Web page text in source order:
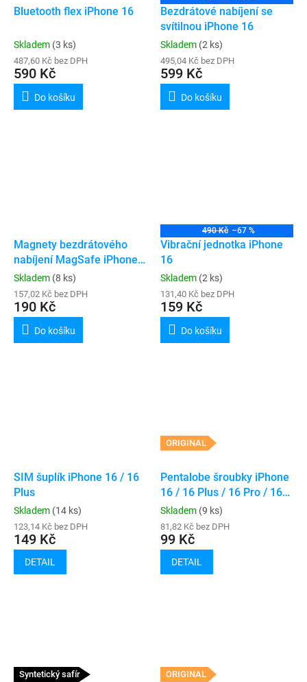
Bluetooth flex iPhone 16
Skladem (3 ks)
487,60 Kč bez DPH
590 Kč
Do košíku
Bezdrátové nabíjení se
svítilnou iPhone 16
Skladem (2 ks)
495,04 Kč bez DPH
599 Kč
Do košíku
Magnety bezdrátového
nabíjení MagSafe iPhone
16 / 16 Plus / 17
Skladem (8 ks)
157,02 Kč bez DPH
190 Kč
Do košíku
490 Kč –67 %
Vibrační jednotka iPhone
16
Skladem (2 ks)
131,40 Kč bez DPH
159 Kč
Do košíku
SIM šuplík iPhone 16 / 16
Plus
Skladem (14 ks)
123,14 Kč bez DPH
149 Kč
DETAIL
ORIGINAL
Pentalobe šroubky iPhone
16 / 16 Plus / 16 Pro / 16
Pro Max (10ks)
Skladem (9 ks)
81,82 Kč bez DPH
99 Kč
DETAIL
Syntetický safír ORIGINAL